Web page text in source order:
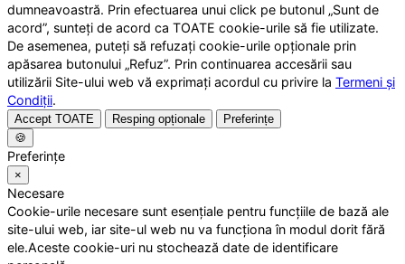
dumneavoastră. Prin efectuarea unui click pe butonul „Sunt de
acord”, sunteți de acord ca TOATE cookie-urile să fie utilizate.
De asemenea, puteți să refuzați cookie-urile opționale prin
apăsarea butonului „Refuz”. Prin continuarea accesării sau
utilizării Site-ului web vă exprimați acordul cu privire la Termeni și
Condiții.
Accept TOATE Resping opționale
Preferințe
🍪
Preferințe
×
Necesare
Cookie-urile necesare sunt esențiale pentru funcțiile de bază ale
site-ului web, iar site-ul web nu va funcționa în modul dorit fără
ele.Aceste cookie-uri nu stochează date de identificare